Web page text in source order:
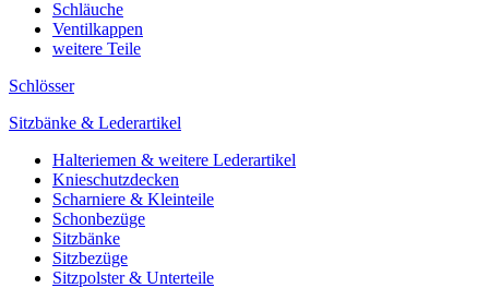
Schläuche
Ventilkappen
weitere Teile
Schlösser
Sitzbänke & Lederartikel
Halteriemen & weitere Lederartikel
Knieschutzdecken
Scharniere & Kleinteile
Schonbezüge
Sitzbänke
Sitzbezüge
Sitzpolster & Unterteile